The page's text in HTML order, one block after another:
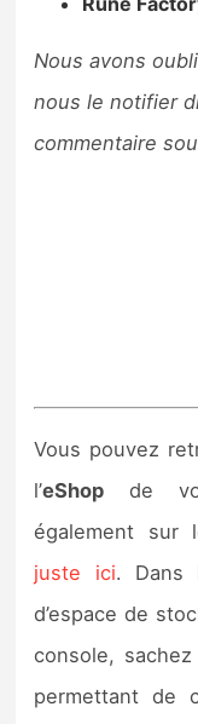
Nous avons
nous le notifier
commentaire
Vous pouvez
l’eShop de
également sur
juste ici. Dans
d’espace de
console,
permettant de